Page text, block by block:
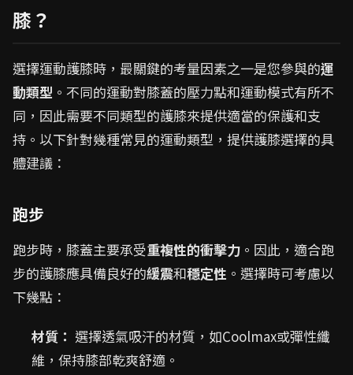
膝？
選擇運動護膝時，最關鍵的考量因素之一是您參與的運
動類型 。不同的運動對膝蓋的壓力點和運動模式有所不
同，因此需要不同類型的護膝來提供適當的保護和支
持。以下針對幾種常見的運動類型，提供護膝選擇的具
體建議：
跑步
跑步時，膝蓋主要承受重複性的衝擊力 。因此，適合跑
步的護膝應具備良好的緩震和穩定性 。選擇時可考慮以
下幾點：
材質： 選擇透氣吸汗的材質，如Coolmax或彈性纖
維，保持膝部乾爽舒適。